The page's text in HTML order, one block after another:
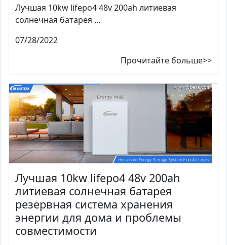
Лучшая 10kw lifepo4 48v 200ah литиевая
солнечная батарея ...
07/28/2022
Прочитайте больше>>
Лучшая 10kw lifepo4 48v 200ah
литиевая солнечная батарея
резервная система хранения
энергии для дома и проблемы
совместимости